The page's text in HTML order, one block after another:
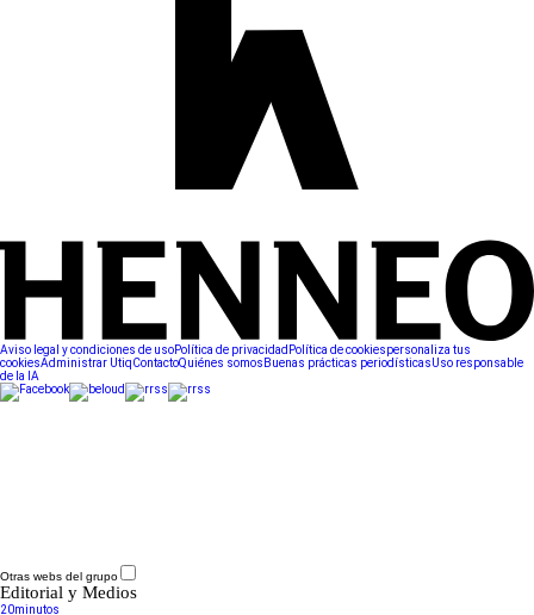
Aviso legal y condiciones de usoPolítica de privacidad Política de cookiespersonaliza tus
cookiesAdministrar UtiqContactoQuiénes somos Buenas prácticas periodísticasUso responsable
de la IA
Otras webs del grupo
Editorial y Medios
20minutos